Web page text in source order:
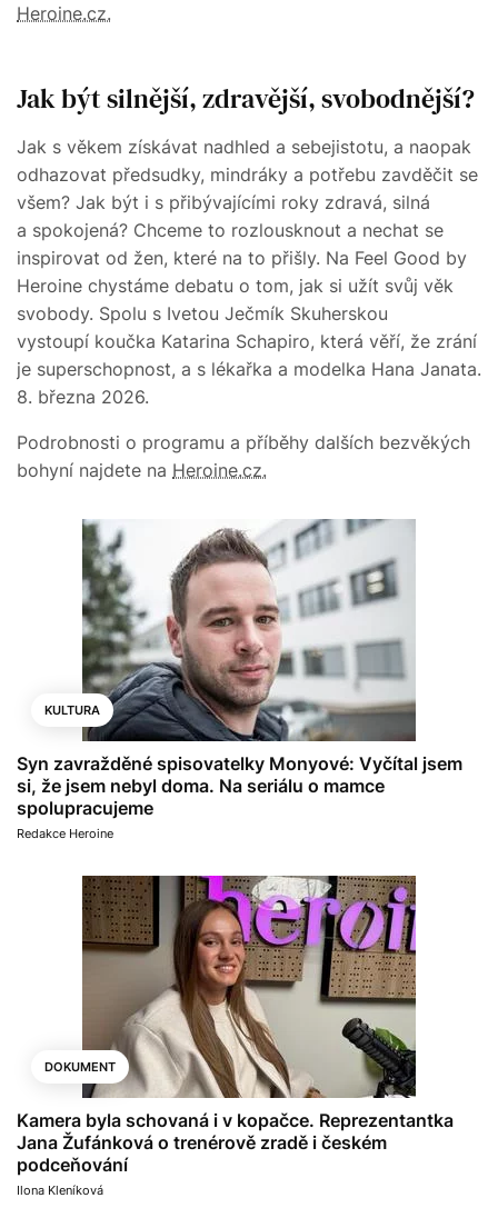
Heroine.cz.
Jak být silnější, zdravější, svobodnější?
Jak s věkem získávat nadhled a sebejistotu, a naopak
odhazovat předsudky, mindráky a potřebu zavděčit se
všem? Jak být i s přibývajícími roky zdravá, silná
a spokojená? Chceme to rozlousknout a nechat se
inspirovat od žen, které na to přišly. Na Feel Good by
Heroine chystáme debatu o tom, jak si užít svůj věk
svobody. Spolu s Ivetou Ječmík Skuherskou
vystoupí koučka Katarina Schapiro, která věří, že zrání
je superschopnost, a s lékařka a modelka Hana Janata.
8. března 2026.
Podrobnosti o programu a příběhy dalších bezvěkých
bohyní najdete na Heroine.cz.
KULTURA
Syn zavražděné spisovatelky Monyové: Vyčítal jsem
si, že jsem nebyl doma. Na seriálu o mamce
spolupracujeme
Redakce Heroine
DOKUMENT
Kamera byla schovaná i v kopačce. Reprezentantka
Jana Žufánková o trenérově zradě i českém
podceňování
Ilona Kleníková